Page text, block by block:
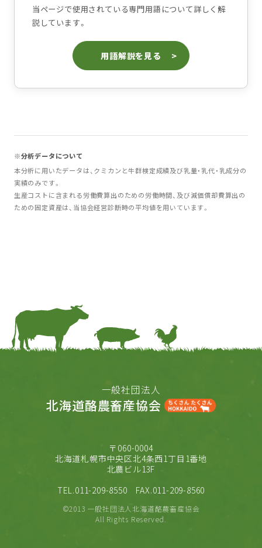
当ページで使用されている専門用語について詳しく解
説しています。
用語解説を見る
※分析データについて
本分析に用いたデータは、クミカンと牛群検定成績及び乳量・乳代・乳成分の
実績のみです。
生産コストに含まれる労働費算出のための労働時間、及び減価償却費算出の
ための固定資産は、当協会経営診断時の平均値を用いています。
一般社団法人
北海道酪農畜産協会
〒060-0004
北海道札幌市中央区北4条西1丁目1番地
北農ビル13F
TEL.011-209-8550 FAX.011-209-8560
©2013 一般社団法人北海道酪農畜産協会
All Rights Reserved.